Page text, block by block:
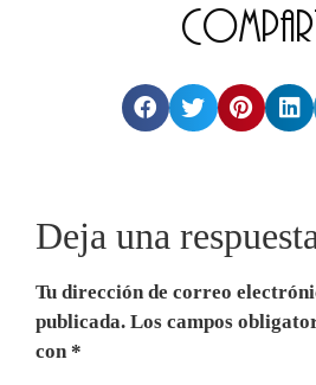
Deja una respuesta
Tu dirección de correo
publicada. Los campos
con*